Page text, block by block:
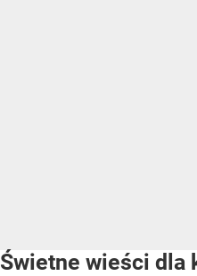
Świetne wieści dla